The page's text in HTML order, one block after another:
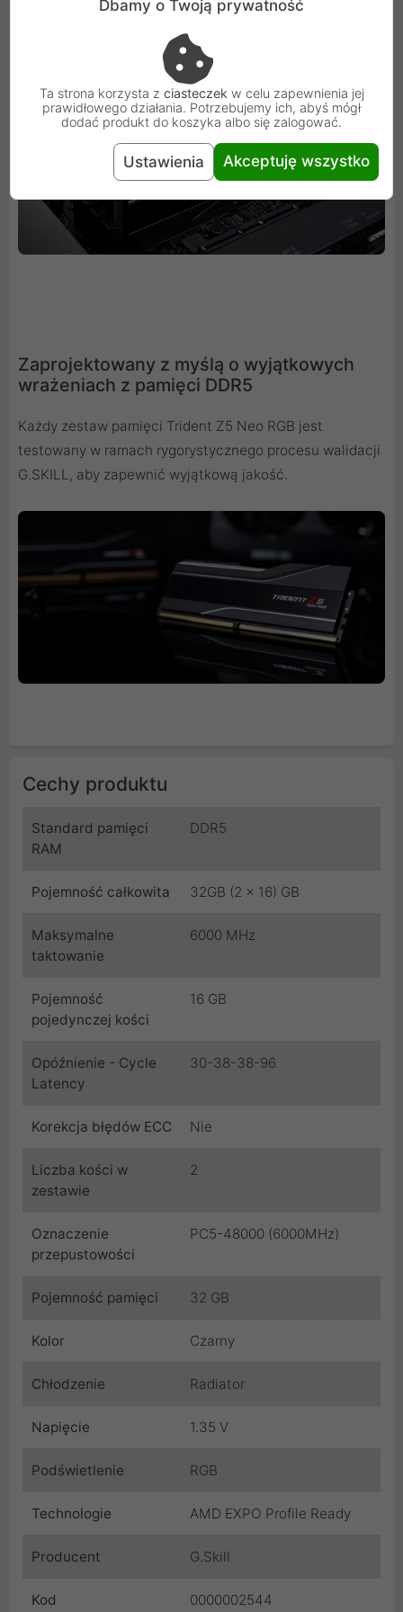
Zaprojektowany z myślą o wyjątkowych
wrażeniach z pamięci DDR5
Każdy zestaw pamięci Trident Z5 Neo RGB jest
testowany w ramach rygorystycznego procesu walidacji
G.SKILL, aby zapewnić wyjątkową jakość.
Cechy produktu
Standard pamięci
RAM
DDR5
Pojemność całkowita 32GB (2 x 16) GB
Maksymalne
taktowanie
6000 MHz
Pojemność
pojedynczej kości
16 GB
Opóźnienie - Cycle
Latency
30-38-38-96
Korekcja błędów ECC Nie
Liczba kości w
zestawie
2
Oznaczenie
przepustowości
PC5-48000 (6000MHz)
Pojemność pamięci 32 GB
Kolor Czarny
Chłodzenie Radiator
Napięcie 1.35 V
Podświetlenie RGB
Technologie AMD EXPO Profile Ready
Producent G.Skill
Kod 0000002544
Dbamy o Twoją prywatność
Ta strona korzysta z ciasteczek w celu zapewnienia jej
prawidłowego działania. Potrzebujemy ich, abyś mógł
dodać produkt do koszyka albo się zalogować.
Ustawienia Akceptuję wszystko